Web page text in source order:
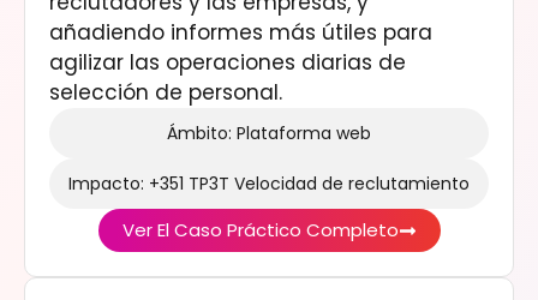
añadiendo informes más útiles para
agilizar las operaciones diarias de
selección de personal.
Ámbito: Plataforma web
Impacto: +351 TP3T Velocidad de reclutamiento
Ver El Caso Práctico Completo